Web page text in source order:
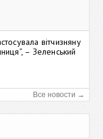
вітчизняну
– Зеленський
Все новости →